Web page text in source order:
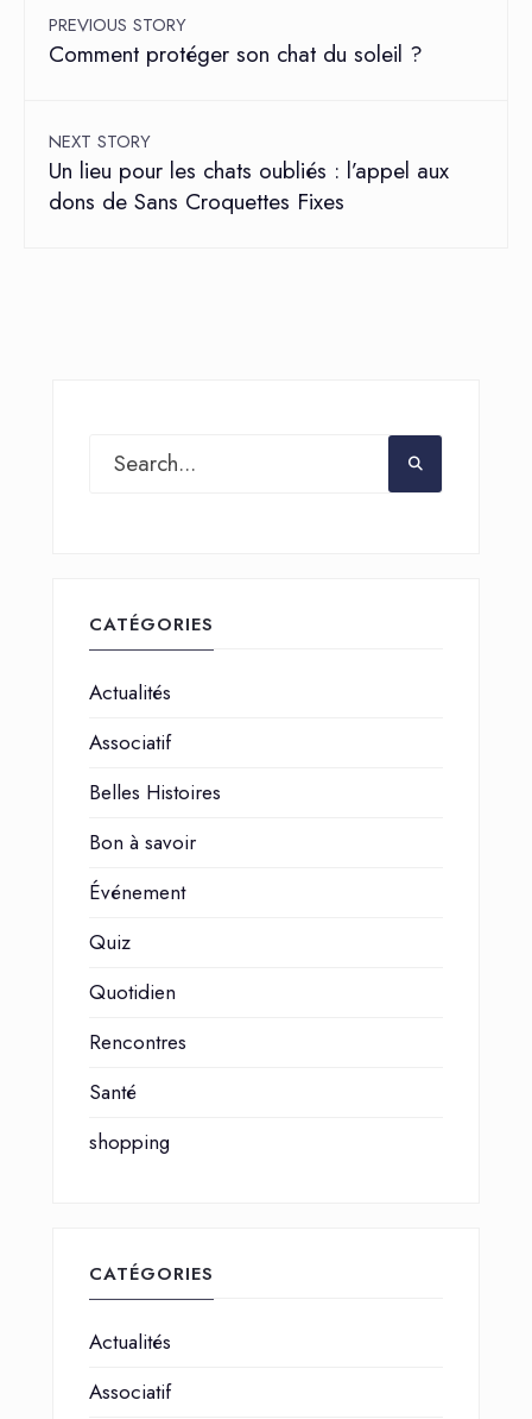
PREVIOUS STORY
Comment protéger son chat du soleil ?
NEXT STORY
Un lieu pour les chats oubliés : l’appel aux
dons de Sans Croquettes Fixes
CATÉGORIES
Actualités
Associatif
Belles Histoires
Bon à savoir
Événement
Quiz
Quotidien
Rencontres
Santé
shopping
CATÉGORIES
Actualités
Associatif